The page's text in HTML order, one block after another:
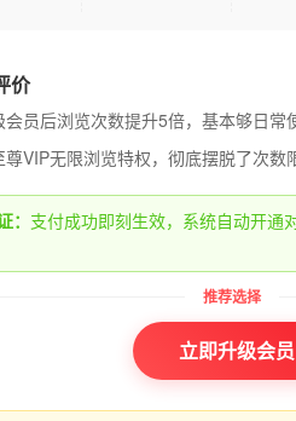
价
员后浏览次数提升5倍，基本够日常
VIP无限浏览特权，彻底摆脱了次数
： 支付成功即刻生效，系统自动开通
立即升级会员